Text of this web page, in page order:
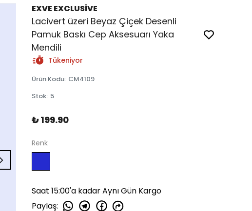
EXVE EXCLUSİVE
Lacivert üzeri Beyaz Çiçek Desenli
Pamuk Baskı Cep Aksesuarı Yaka
Mendili
Tükeniyor
Ürün Kodu: CM4109
Stok: 5
₺ 199.90
Renk
Saat 15:00'a kadar Aynı Gün Kargo
Paylaş: